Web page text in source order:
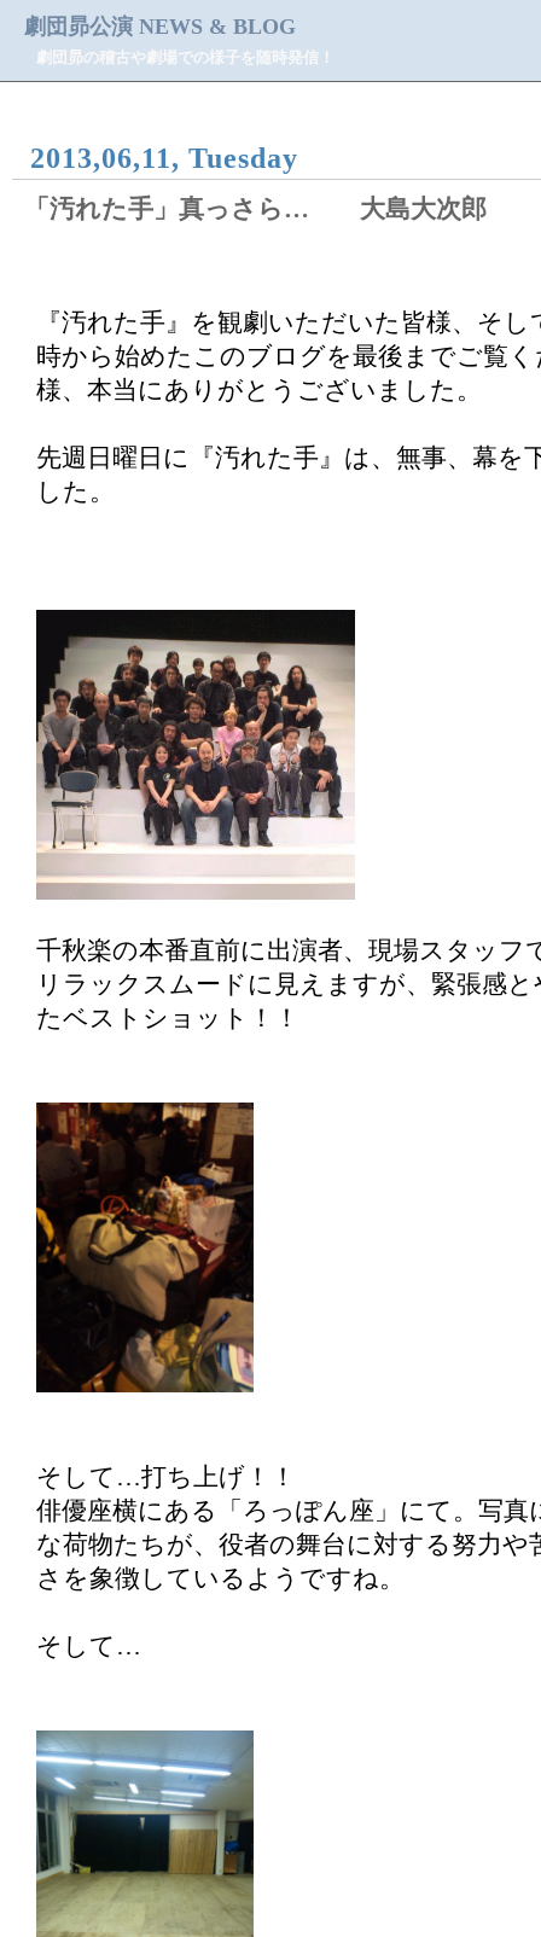
劇団昴公演 NEWS & BLOG
劇団昴の稽古や劇場での様子を随時発信！
2013,06,11, Tuesday
「汚れた手」真っさら… 大島大次郎
『汚れた手』を観劇いただいた皆様、そ
時から始めたこのブログを最後までご覧
様、本当にありがとうございました。
先週日曜日に『汚れた手』は、無事、幕を
した。
千秋楽の本番直前に出演者、現場スタッフ
リラックスムードに見えますが、緊張感
たベストショット！！
そして…打ち上げ！！
俳優座横にある「ろっぽん座」にて。写真
な荷物たちが、役者の舞台に対する努力や
さを象徴しているようですね。
そして…